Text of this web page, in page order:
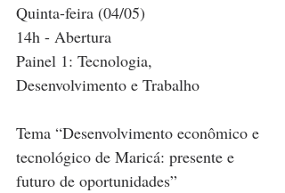
Quinta-feira (04/05)
14h - Abertura
Painel 1: Tecnologia,
Desenvolvimento e Trabalho
Tema “Desenvolvimento econômico e
tecnológico de Maricá: presente e
futuro de oportunidades”